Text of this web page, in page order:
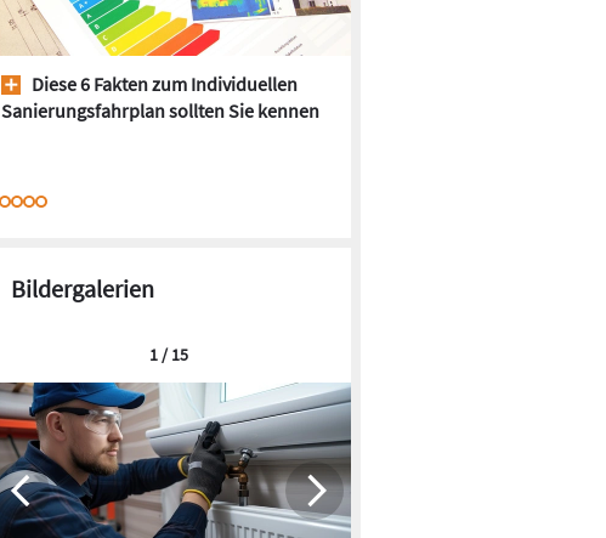
Diese 6 Fakten zum Individuellen
Sanierungsfahrplan sollten Sie kennen
Bildergalerien
1 / 15